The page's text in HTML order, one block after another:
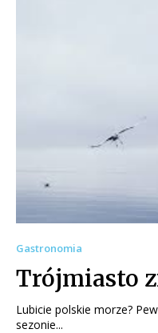
Gastronomia
Trójmiasto
Lubicie polskie morze?
sezonie...